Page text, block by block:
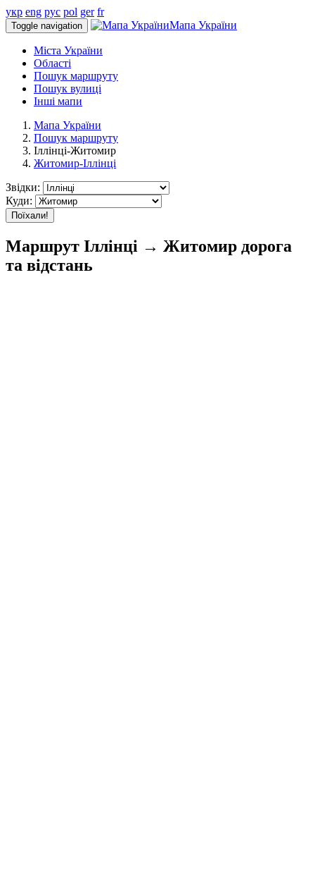
укр eng рус pol ger fr
Toggle navigation Мапа України
Міста України
Області
Пошук маршруту
Пошук вулиці
Інші мапи
Мапа України
Пошук маршруту
Іллінці-Житомир
Житомир-Іллінці
Звідки:
Куди:
Поїхали!
Маршрут Іллінці → Житомир дорога
та відстань